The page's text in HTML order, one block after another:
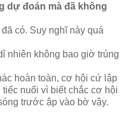
dự đoán mà đã không
có. Suy nghĩ này quá
nhiên không bao giờ trúng
hoàn toàn, cơ hội cứ lập
nuối vì biết chắc cơ hội
trước ập vào bờ vậy.